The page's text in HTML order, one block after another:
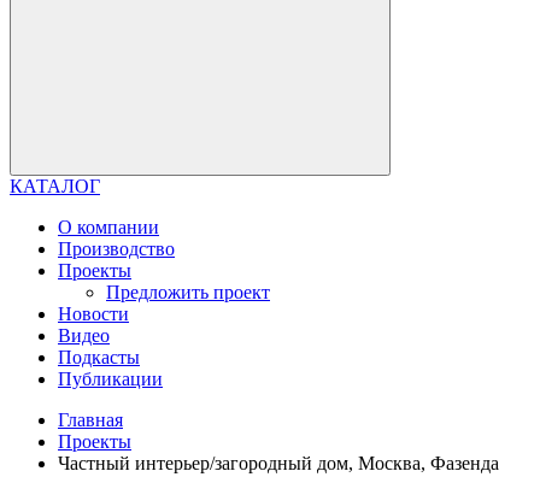
КАТАЛОГ
О компании
Производство
Проекты
Предложить проект
Новости
Видео
Подкасты
Публикации
Главная
Проекты
Частный интерьер/загородный дом, Москва, Фазенда